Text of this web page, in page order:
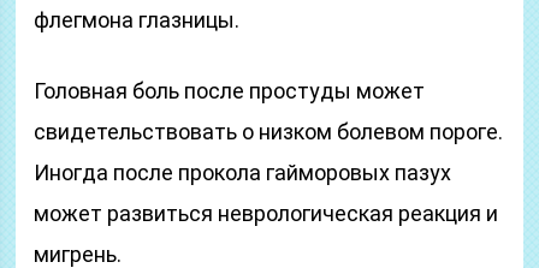
флегмона глазницы.
Головная боль после простуды может
свидетельствовать о низком болевом пороге.
Иногда после прокола гайморовых пазух
может развиться неврологическая реакция и
мигрень.